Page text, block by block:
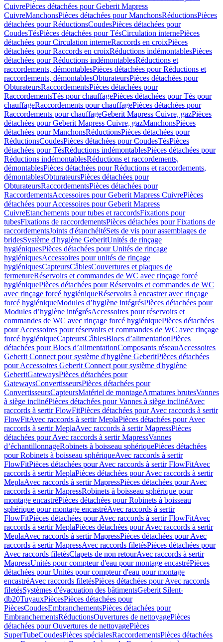
CuivrePièces détachées pour Geberit Mapress
CuivreManchonsPièces détachées pour ManchonsRéductionsPièces
détachées pour RéductionsCoudesPièces détachées pour
CoudesTésPièces détachées pour TésCirculation internePièces
détachées pour Circulation interneRaccords en croixPièces
détachées pour Raccords en croixRéductions indémontablesPièces
détachées pour Réductions indémontablesRéductions et
raccordements, démontablesPièces détachées pour Réductions et
raccordements, démontablesObturateursPièces détachées pour
ObturateursRaccordementsPièces détachées pour
RaccordementsTés pour chauffagePièces détachées pour Tés pour
chauffageRaccordements pour chauffagePièces détachées pour
Raccordements pour chauffageGeberit Mapress Cuivre, gazPièces
détachées pour Geberit Mapress Cuivre, gazManchonsPièces
détachées pour ManchonsRéductionsPièces détachées pour
RéductionsCoudesPièces détachées pour CoudesTésPièces
détachées pour TésRéductions indémontablesPièces détachées pour
Réductions indémontablesRéductions et raccordements,
démontablesPièces détachées pour Réductions et raccordements,
démontablesObturateursPièces détachées pour
ObturateursRaccordementsPièces détachées pour
RaccordementsAccessoires pour Geberit Mapress CuivrePièces
détachées pour Accessoires pour Geberit Mapress
CuivreEtanchements pour tubes et raccordsFixations pour
tubesFixations de raccordementsPièces détachées pour Fixations de
raccordementsJoints d'étanchéitéSets de vis pour assemblages de
bridesSystème d'hygiène GeberitUnités de rinçage
hygiéniquesPièces détachées pour Unités de rinçage
hygiéniquesAccessoires pour unités de rinçage
hygiéniquesCapteursCâblesCouvertures et plaques de
fermetureRéservoirs et commandes de WC avec rinçage forcé
hygiéniquePièces détachées pour Réservoirs et commandes de WC
avec rinçage forcé hygiéniqueRéservoirs à encastrer avec rinçage
forcé hygiéniqueModules d’hygiène intégrésPièces détachées pour
Modules d’hygiène intégrésAccessoires pour réservoirs et
commandes de WC avec rinçage forcé hygiéniquePièces détachées
pour Accessoires pour réservoirs et commandes de WC avec rinçage
forcé hygiéniqueCapteursCâblesBlocs d’alimentationPièces
détachées pour Blocs d’alimentationComposants réseauAccessoires
Geberit Connect pour système d'hygiène GeberitPièces détachées
pour Accessoires Geberit Connect pour système d'hygiène
GeberitGatewaysPièces détachées pour
GatewaysConvertisseursPièces détachées pour
ConvertisseursCapteursMatériel de montageArmatures brutesVannes
à siège inclinéPièces détachées pour Vannes à siège inclinéAvec
raccords à sertir FlowFitPièces détachées pour Avec raccords à sertir
FlowFitAvec raccords à sertir MeplaPièces détachées pour Avec
raccords à sertir MeplaAvec raccords à sertir MapressPièces
détachées pour Avec raccords à sertir MapressVannes
d’échantillonnageRobinets à boisseau sphériquePièces détachées
pour Robinets à boisseau sphériqueAvec raccords à sertir
FlowFitPièces détachées pour Avec raccords à sertir FlowFitAvec
raccords à sertir MeplaPièces détachées pour Avec raccords à sertir
MeplaAvec raccords à sertir MapressPièces détachées pour Avec
raccords à sertir MapressRobinets à boisseau sphérique pour
montage encastréPièces détachées pour Robinets à boisseau
sphérique pour montage encastréAvec raccords à sertir
FlowFitPièces détachées pour Avec raccords à sertir FlowFitAvec
raccords à sertir MeplaPièces détachées pour Avec raccords à sertir
MeplaAvec raccords à sertir MapressPièces détachées pour Avec
raccords à sertir MapressAvec raccords filetésPièces détachées pour
Avec raccords filetésClapets de non retourAvec raccords à sertir
MapressUnités pour compteur d'eau pour montage encastréPièces
détachées pour Unités pour compteur d'eau pour montage
encastréAvec raccords filetésPièces détachées pour Avec raccords
filetésSystèmes d'évacuation des bâtimentsGeberit Silent-
db20TuyauxPiècesPièces détachées pour
PiècesCoudesEmbranchementsPièces détachées pour
EmbranchementsRéductionsOuvertures de nettoyagePièces
détachées pour Ouvertures de nettoyagePièces
SuperTubeCoudesPièces spécialesRaccordementsPièces détachées